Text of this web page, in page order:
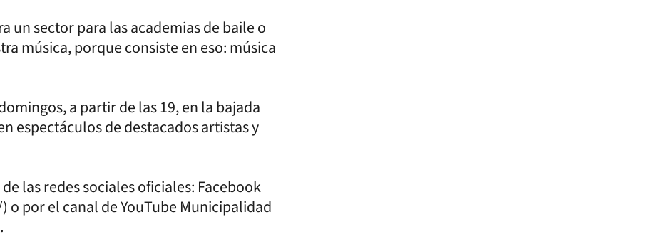
un sector para las academias de baile o
música, porque consiste en eso: música
a partir de las 19, en la bajada
espectáculos de destacados artistas y
las redes sociales oficiales: Facebook
por el canal de YouTube Municipalidad